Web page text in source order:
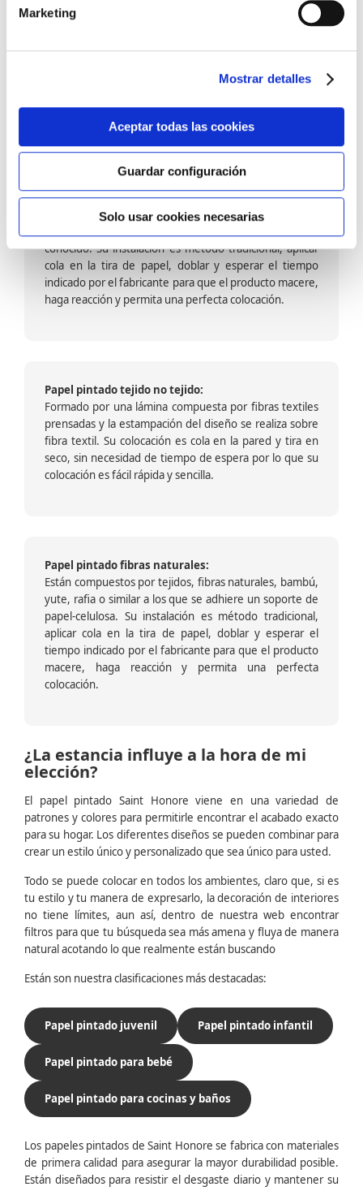
Marketing
Mostrar detalles
Aceptar todas las cookies
Guardar configuración
Solo usar cookies necesarias
barniz multiadherente en base agua. En zonas de
fuegos, se recomienda proteger con placas, silestone,
dado que el frotar en exceso dañaría el papel. Su
colocación es cola en la pared y tira en seco, sin
colocación es fácil rápida y sencilla.
Papel pintado calidad papel:
Formado por una capa de papel sobre un soporte de
conocido. Su instalación es método tradicional, aplicar
cola en la tira de papel, doblar y esperar el tiempo
indicado por el fabricante para que el producto macere,
haga reacción y permita una perfecta colocación.
Papel pintado tejido no tejido:
Formado por una lámina compuesta por fibras textiles
prensadas y la estampación del diseño se realiza sobre
fibra textil. Su colocación es cola en la pared y tira en
seco, sin necesidad de tiempo de espera por lo que su
colocación es fácil rápida y sencilla.
Papel pintado fibras naturales:
Están compuestos por tejidos, fibras naturales, bambú,
yute, rafia o similar a los que se adhiere un soporte de
papel-celulosa. Su instalación es método tradicional,
aplicar cola en la tira de papel, doblar y esperar el
tiempo indicado por el fabricante para que el producto
macere, haga reacción y permita una perfecta
colocación.
¿La estancia influye a la hora de mi
elección?
El papel pintado Saint Honore viene en una variedad de
patrones y colores para permitirle encontrar el acabado exacto
para su hogar. Los diferentes diseños se pueden combinar para
crear un estilo único y personalizado que sea único para usted.
Todo se puede colocar en todos los ambientes, claro que, si es
tu estilo y tu manera de expresarlo, la decoración de interiores
no tiene límites, aun así, dentro de nuestra web encontrar
filtros para que tu búsqueda sea más amena y fluya de manera
natural acotando lo que realmente están buscando
Están son nuestra clasificaciones más destacadas:
Papel pintado juvenil Papel pintado infantil
Papel pintado para bebé
Papel pintado para cocinas y baños
Los papeles pintados de Saint Honore se fabrica con materiales
de primera calidad para asegurar la mayor durabilidad posible.
Están diseñados para resistir el desgaste diario y mantener su